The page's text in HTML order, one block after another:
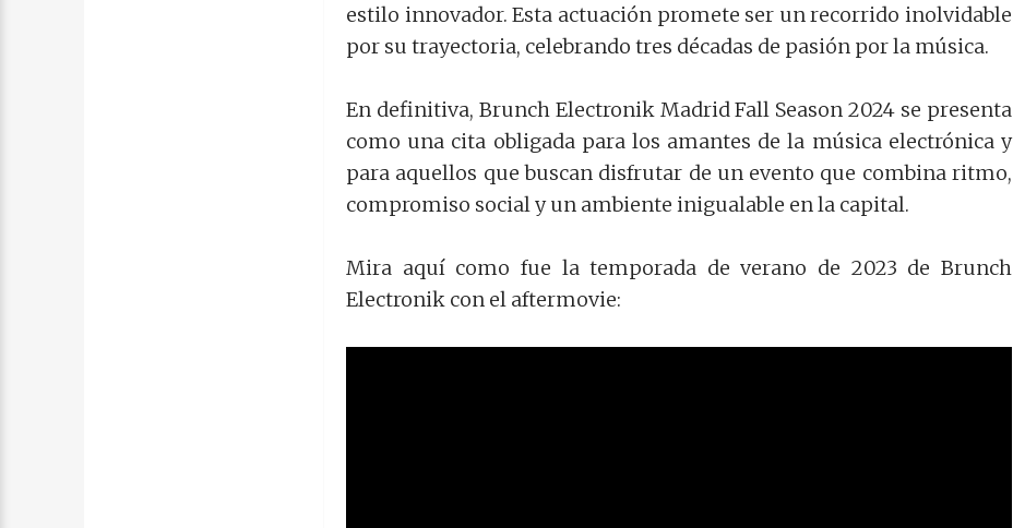
estilo innovador. Esta actuación promete ser un recorrido inolvidable
por su trayectoria, celebrando tres décadas de pasión por la música.
En definitiva, Brunch Electronik Madrid Fall Season 2024 se presenta
como una cita obligada para los amantes de la música electrónica y
para aquellos que buscan disfrutar de un evento que combina ritmo,
compromiso social y un ambiente inigualable en la capital.
Mira aquí como fue la temporada de verano de 2023 de Brunch
Electronik con el aftermovie: